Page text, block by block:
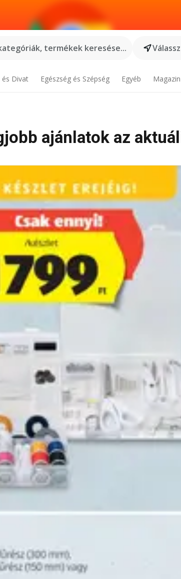
termékek keresése...
és Divat Egészség és Szépség Egyéb Magazin
ajánlatok az